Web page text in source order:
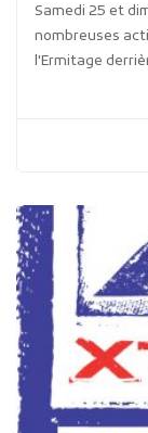
Samedi 25 et
nombreuses
l'Ermitage